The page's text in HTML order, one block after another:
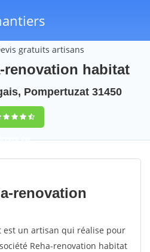
gratuits artisans
renovation habitat
Pompertuzat 31450
des
chantiers
(100%) 255
renovation
est un artisan qui réalise pour
Reha-renovation habitat